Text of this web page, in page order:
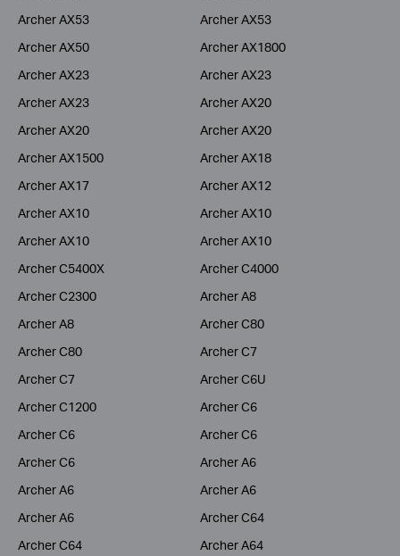
Archer AX53
Archer AX53
Archer AX50
Archer AX1800
Archer AX23
Archer AX23
Archer AX23
Archer AX20
Archer AX20
Archer AX20
Archer AX1500
Archer AX18
Archer AX17
Archer AX12
Archer AX10
Archer AX10
Archer AX10
Archer AX10
Archer C5400X
Archer C4000
Archer C2300
Archer A8
Archer A8
Archer C80
Archer C80
Archer C7
Archer C7
Archer C6U
Archer C1200
Archer C6
Archer C6
Archer C6
Archer C6
Archer A6
Archer A6
Archer A6
Archer A6
Archer C64
Archer C64
Archer A64